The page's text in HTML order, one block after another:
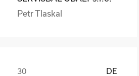
Petr Tlaskal
DE